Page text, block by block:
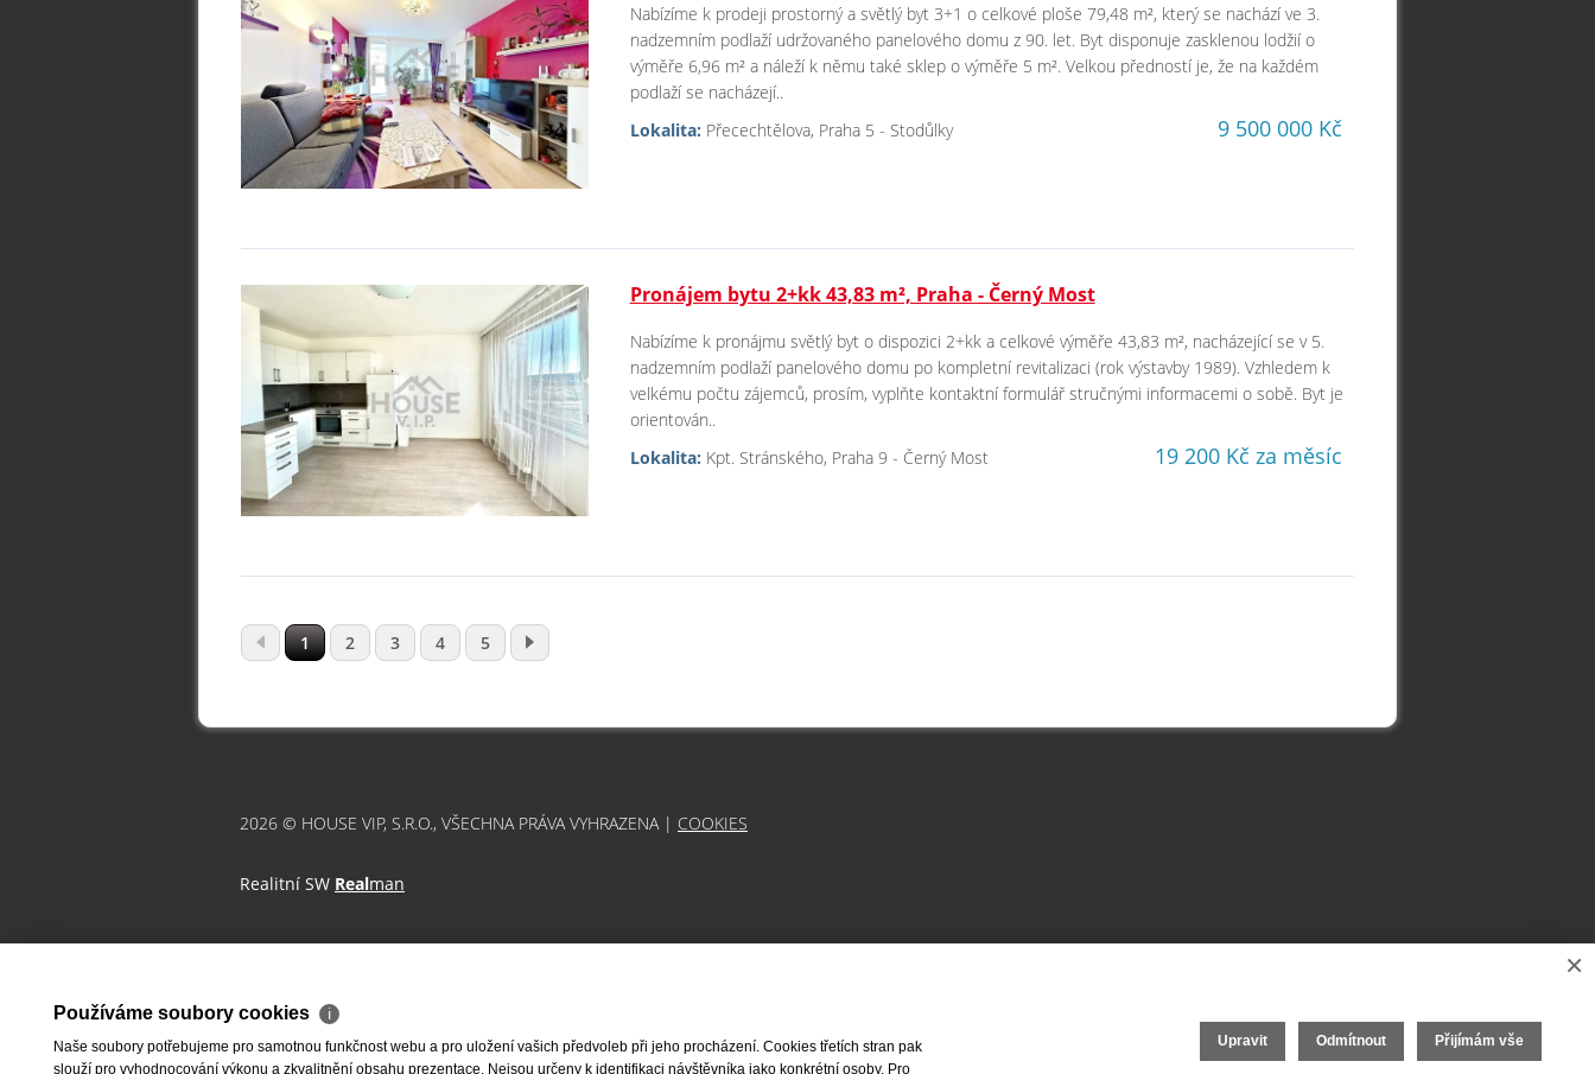
Nabízíme k prodeji prostorný a světlý byt 3+1 o celkové ploše 79,48 m², který se nachází ve 3.
nadzemním podlaží udržovaného panelového domu z 90. let. Byt disponuje zasklenou lodžií o
výměře 6,96 m² a náleží k němu také sklep o výměře 5 m². Velkou předností je, že na každém
podlaží se nacházejí..
Lokalita: Přecechtělova, Praha 5 - Stodůlky 9 500 000 Kč
Pronájem bytu 2+kk 43,83 m², Praha - Černý Most
Nabízíme k pronájmu světlý byt o dispozici 2+kk a celkové výměře 43,83 m², nacházející se v 5.
nadzemním podlaží panelového domu po kompletní revitalizaci (rok výstavby 1989). Vzhledem k
velkému počtu zájemců, prosím, vyplňte kontaktní formulář stručnými informacemi o sobě. Byt je
orientován..
Lokalita: Kpt. Stránského, Praha 9 - Černý Most 19 200 Kč za měsíc
1 2 3 4 5
2026 © HOUSE VIP, S.R.O., VŠECHNA PRÁVA VYHRAZENA | COOKIES
Realitní SW Realman
×
Používáme soubory cookies ℹ
Naše soubory potřebujeme pro samotnou funkčnost webu a pro uložení vašich předvoleb při jeho procházení. Cookies třetích stran pak
slouží pro vyhodnocování výkonu a zkvalitnění obsahu prezentace. Nejsou určeny k identifikaci návštěvníka jako konkrétní osoby. Pro
Upravit Odmítnout Přijímám vše